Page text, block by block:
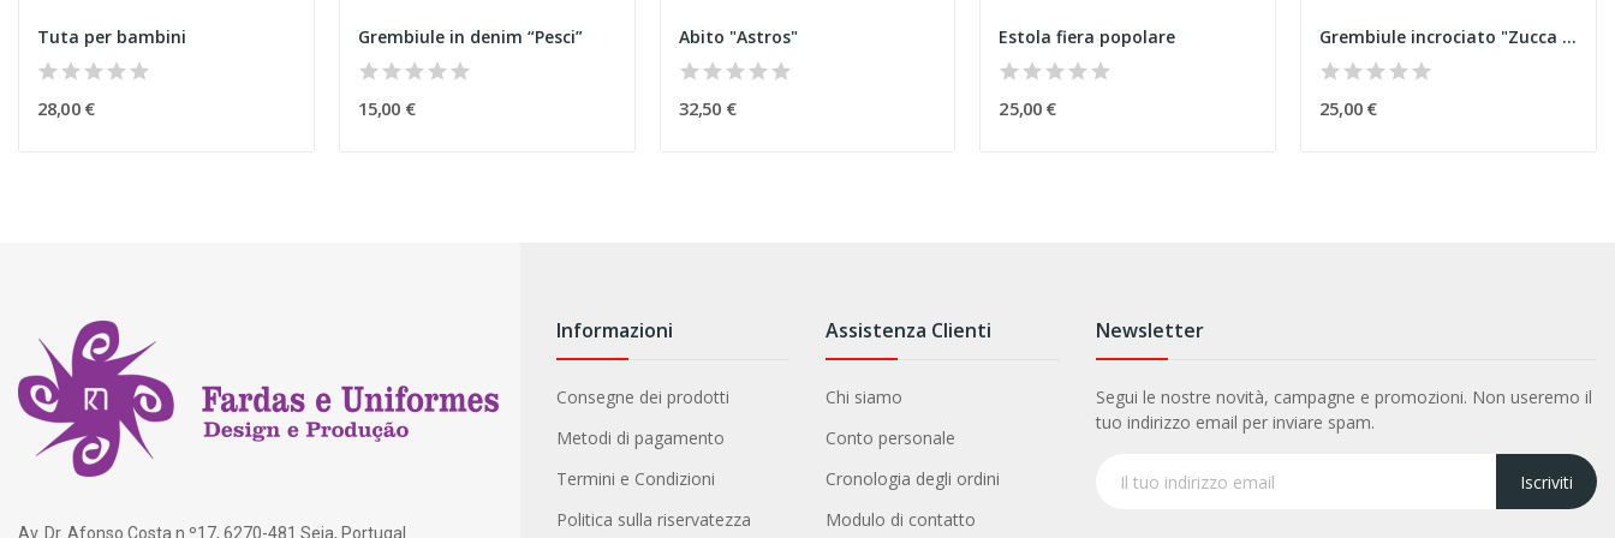
Tuta per bambini
28,00 €
Grembiule in denim “Pesci”
15,00 €
Abito "Astros"
32,50 €
Estola fiera popolare
25,00 €
Grembiule incrociato "Zucca Incantata" Halloween
25,00 €
Av. Dr. Afonso Costa n.º17, 6270-481 Seia, Portugal
Informazioni
Consegne dei prodotti
Metodi di pagamento
Termini e Condizioni
Politica sulla riservatezza
Assistenza Clienti
Chi siamo
Conto personale
Cronologia degli ordini
Modulo di contatto
Newsletter
Segui le nostre novità, campagne e promozioni. Non useremo il
tuo indirizzo email per inviare spam.
Iscriviti